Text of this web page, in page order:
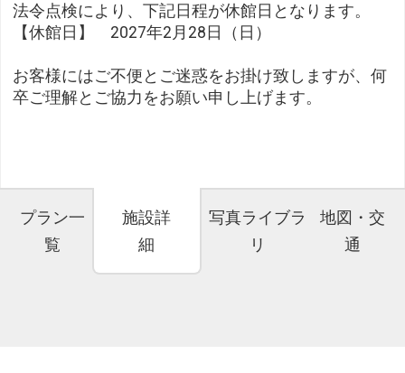
法令点検により、下記日程が休館日となります。
【休館日】 2027年2月28日（日）
お客様にはご不便とご迷惑をお掛け致しますが、何
卒ご理解とご協力をお願い申し上げます。
プラン一
覧
施設詳
細
写真ライブラ
リ
地図・交
通